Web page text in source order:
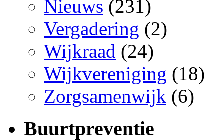
Nieuws (231)
Vergadering (2)
Wijkraad (24)
Wijkvereniging (18)
Zorgsamenwijk (6)
Buurtpreventie